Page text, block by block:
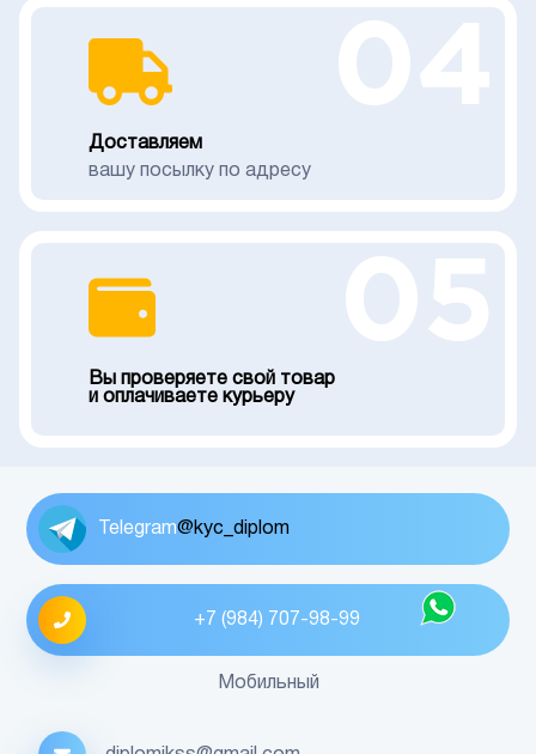
Доставляем
вашу посылку по адресу
Вы проверяете свой товар
и оплачиваете курьеру
Telegram@kyc_diplom
+7 (984) 707-98-99
Мобильный